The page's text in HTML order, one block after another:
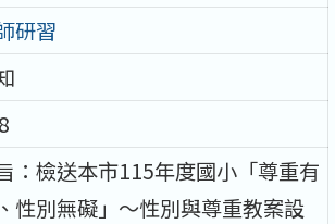
研習
：檢送本市115年度國小「尊重有
性別無礙」～性別與尊重教案設